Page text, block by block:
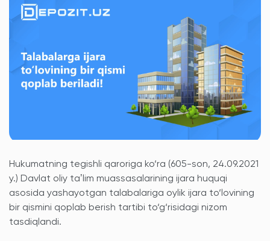
Hukumatning tegishli qaroriga ko‘ra (605-son, 24.09.2021
y.) Davlat oliy taʼlim muassasalarining ijara huquqi
asosida yashayotgan talabalariga oylik ijara to‘lovining
bir qismini qoplab berish tartibi to‘g‘risidagi nizom
tasdiqlandi.